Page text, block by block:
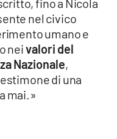
nel civico
umano e
neivalori del
Nazionale,
di una
mai.»